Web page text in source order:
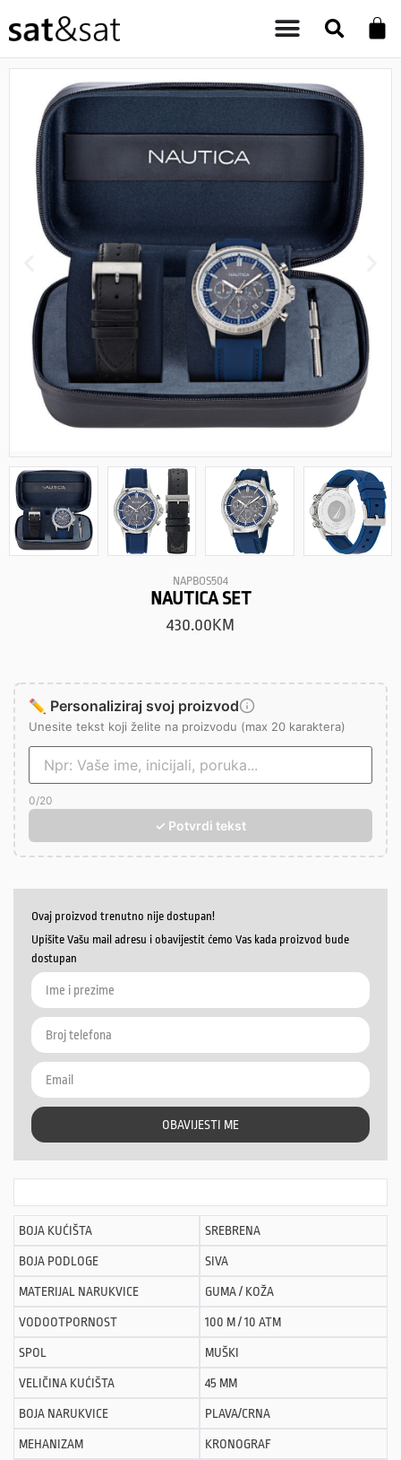
NAPBOS504
NAUTICA SET
430.00KM
✏️ Personaliziraj svoj proizvod
Unesite tekst koji želite na proizvodu (max 20 karaktera)
0/20
✓ Potvrdi tekst
Ovaj proizvod trenutno nije dostupan!
Upišite Vašu mail adresu i obavijestit ćemo Vas kada proizvod bude
dostupan
OBAVIJESTI ME
BOJA KUĆIŠTA SREBRENA
BOJA PODLOGE SIVA
MATERIJAL NARUKVICE GUMA / KOŽA
VODOOTPORNOST 100 M / 10 ATM
SPOL MUŠKI
VELIČINA KUĆIŠTA 45 MM
BOJA NARUKVICE PLAVA/CRNA
MEHANIZAM KRONOGRAF